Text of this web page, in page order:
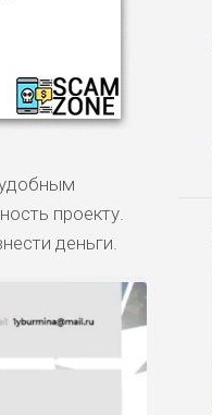
проекту.
деньги.